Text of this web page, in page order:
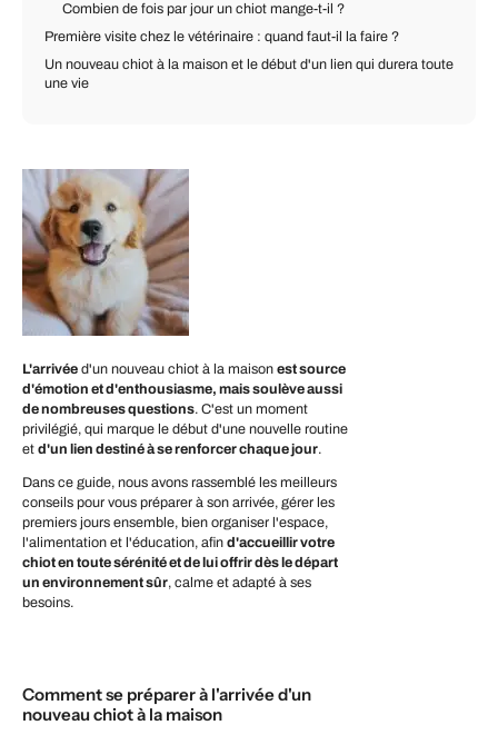
Combien de fois par jour un chiot mange-t-il ?
Première visite chez le vétérinaire : quand faut-il la faire ?
Un nouveau chiot à la maison et le début d'un lien qui durera toute
une vie
L'arrivée d'un nouveau chiot à la maison est source
d'émotion et d'enthousiasme, mais soulève aussi
de nombreuses questions. C'est un moment
privilégié, qui marque le début d'une nouvelle routine
et d'un lien destiné à se renforcer chaque jour.
Dans ce guide, nous avons rassemblé les meilleurs
conseils pour vous préparer à son arrivée, gérer les
premiers jours ensemble, bien organiser l'espace,
l'alimentation et l'éducation, afin d'accueillir votre
chiot en toute sérénité et de lui offrir dès le départ
un environnement sûr, calme et adapté à ses
besoins.
Comment se préparer à l'arrivée d'un
nouveau chiot à la maison